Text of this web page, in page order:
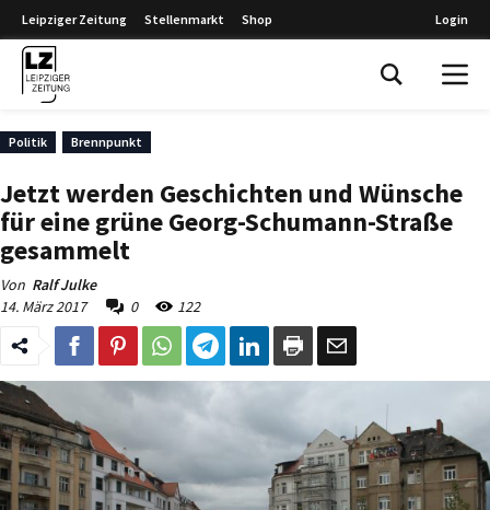
Leipziger Zeitung Stellenmarkt Shop Login
Politik Brennpunkt
Jetzt werden Geschichten und Wünsche
für eine grüne Georg-Schumann-Straße
gesammelt
Von Ralf Julke
14. März 2017
0 122